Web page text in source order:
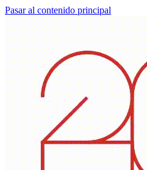
Pasar al contenido principal